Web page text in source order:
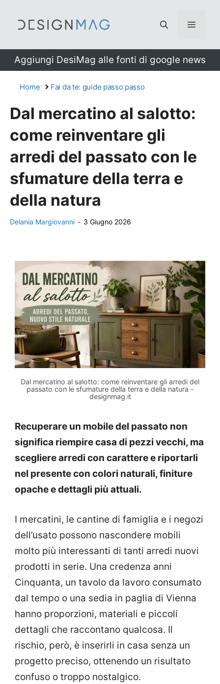
Menu
Aggiungi DesiMag alle fonti di google news
Home Fai da te: guide passo passo
Dal mercatino al salotto:
come reinventare gli
arredi del passato con le
sfumature della terra e
della natura
Delania Margiovanni - 3 Giugno 2026
Dal mercatino al salotto: come reinventare gli arredi del
passato con le sfumature della terra e della natura -
designmag.it
Recuperare un mobile del passato non
significa riempire casa di pezzi vecchi, ma
scegliere arredi con carattere e riportarli
nel presente con colori naturali, finiture
opache e dettagli più attuali.
I mercatini, le cantine di famiglia e i negozi
dell’usato possono nascondere mobili
molto più interessanti di tanti arredi nuovi
prodotti in serie. Una credenza anni
Cinquanta, un tavolo da lavoro consumato
dal tempo o una sedia in paglia di Vienna
hanno proporzioni, materiali e piccoli
dettagli che raccontano qualcosa. Il
rischio, però, è inserirli in casa senza un
progetto preciso, ottenendo un risultato
confuso o troppo nostalgico.